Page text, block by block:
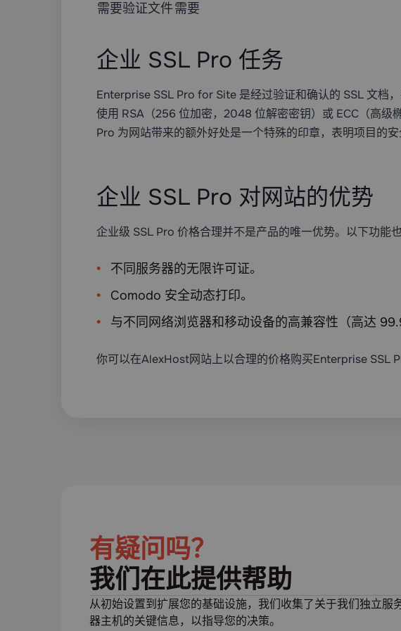
需要验证文件需要
企业 SSL Pro 任务
Enterprise SSL Pro for Site 是经过验证和确认的 SSL 文档
使用 RSA（256 位加密，2048 位解密密钥）或 ECC（高级
Pro 为网站带来的额外好处是一个特殊的印章，表明项目的
企业 SSL Pro 对网站的优势
企业级 SSL Pro 价格合理并不是产品的唯一优势。以下功能也
不同服务器的无限许可证。
Comodo 安全动态打印。
与不同网络浏览器和移动设备的高兼容性（高达
你可以在AlexHost网站上以合理的价格购买Enterprise SSL
有疑问吗？
我们在此提供帮助
从初始设置到扩展您的基础设施，我们收集了关于我们独立服
器主机的关键信息，以指导您的决策。